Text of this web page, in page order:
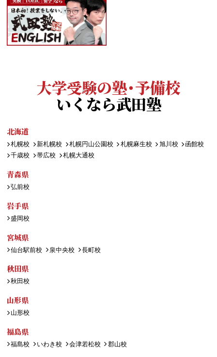
大学受験の塾・予備校
いくなら武田塾
北海道
札幌校 新札幌校 札幌円山公園校 札幌麻生校 旭川校
函館校
千歳校
帯広校 札幌大通校
青森県
弘前校
岩手県
盛岡校
宮城県
仙台駅前校 泉中央校 長町校
秋田県
秋田校
山形県
山形校
福島県
福島校 いわき校 会津若松校 郡山校